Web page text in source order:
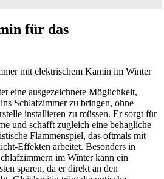
für das
eine ausgezeichnete Möglichkeit,
Schlafzimmer zu bringen, ohne
installieren zu müssen. Er sorgt für
und schafft zugleich eine behagliche
Flammenspiel, das oftmals mit
Effekten arbeitet. Besonders in
im Winter kann ein
sparen, da er direkt an den